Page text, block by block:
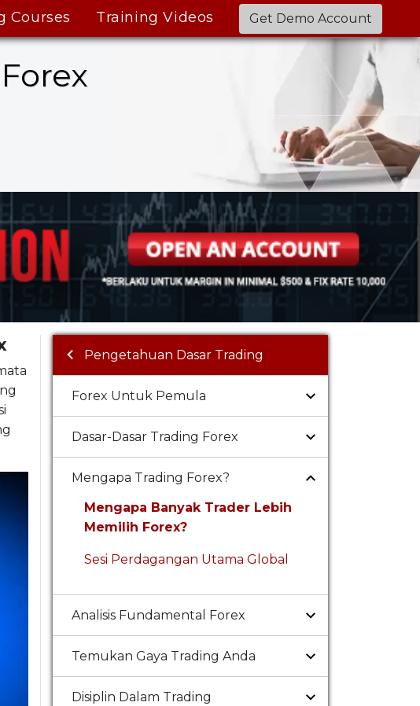
Courses Training Videos Get Demo Account
Pengetahuan Dasar Trading
Forex Untuk Pemula
Dasar-Dasar Trading Forex
Mengapa Trading Forex?
Mengapa Banyak Trader Lebih
Memilih Forex?
Sesi Perdagangan Utama Global
Analisis Fundamental Forex
Temukan Gaya Trading Anda
Disiplin Dalam Trading